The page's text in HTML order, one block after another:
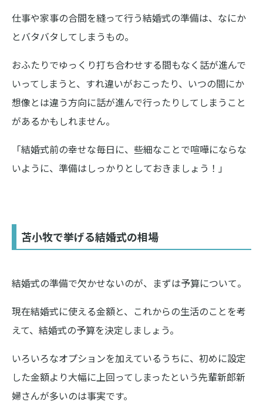
仕事や家事の合間を縫って行う結婚式の準備は、なにか
とバタバタしてしまうもの。
おふたりでゆっくり打ち合わせする間もなく話が進んで
いってしまうと、すれ違いがおこったり、いつの間にか
想像とは違う方向に話が進んで行ったりしてしまうこと
があるかもしれません。
「結婚式前の幸せな毎日に、些細なことで喧嘩にならな
いように、準備はしっかりとしておきましょう！」
苫小牧で挙げる結婚式の相場
結婚式の準備で欠かせないのが、まずは予算について。
現在結婚式に使える金額と、これからの生活のことを考
えて、結婚式の予算を決定しましょう。
いろいろなオプションを加えているうちに、初めに設定
した金額より大幅に上回ってしまったという先輩新郎新
婦さんが多いのは事実です。